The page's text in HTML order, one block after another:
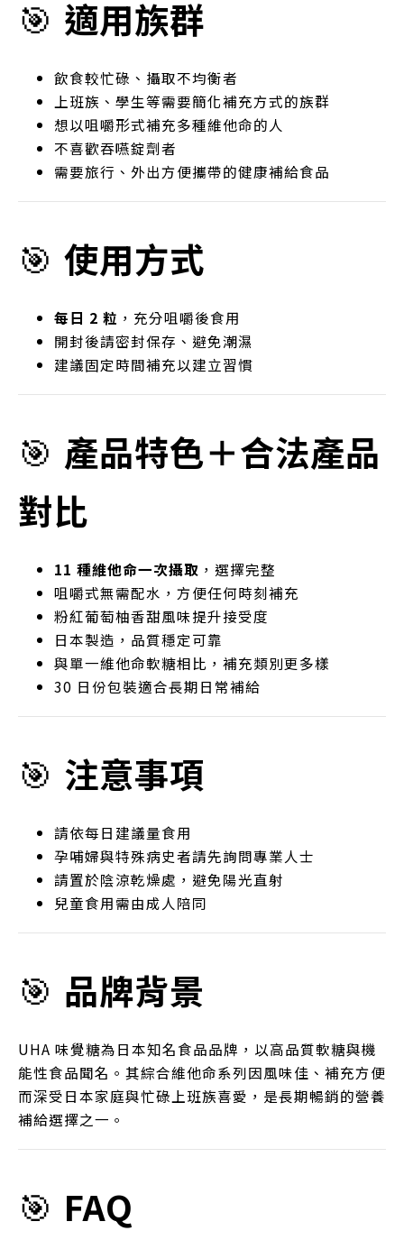
🎯 適用族群
飲食較忙碌、攝取不均衡者
上班族、學生等需要簡化補充方式的族群
想以咀嚼形式補充多種維他命的人
不喜歡吞嚥錠劑者
需要旅行、外出方便攜帶的健康補給食品
🎯 使用方式
每日 2 粒 ，充分咀嚼後食用
開封後請密封保存、避免潮濕
建議固定時間補充以建立習慣
🎯 產品特色＋合法產品
對比
11 種維他命一次攝取 ，選擇完整
咀嚼式無需配水，方便任何時刻補充
粉紅葡萄柚香甜風味提升接受度
日本製造，品質穩定可靠
與單一維他命軟糖相比，補充類別更多樣
30 日份包裝適合長期日常補給
🎯 注意事項
請依每日建議量食用
孕哺婦與特殊病史者請先詢問專業人士
請置於陰涼乾燥處，避免陽光直射
兒童食用需由成人陪同
🎯 品牌背景
UHA 味覺糖為日本知名食品品牌，以高品質軟糖與機
能性食品聞名。其綜合維他命系列因風味佳、補充方便
而深受日本家庭與忙碌上班族喜愛，是長期暢銷的營養
補給選擇之一。
🎯 FAQ